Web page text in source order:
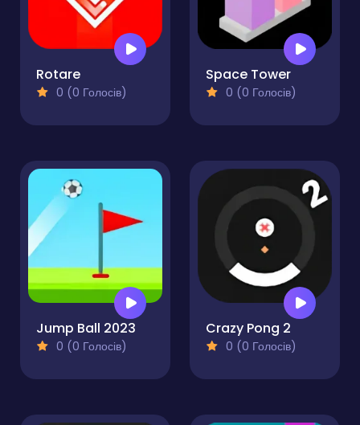
Rotare
0 (0 Голосів)
Space Tower
0 (0 Голосів)
Jump Ball 2023
0 (0 Голосів)
Crazy Pong 2
0 (0 Голосів)